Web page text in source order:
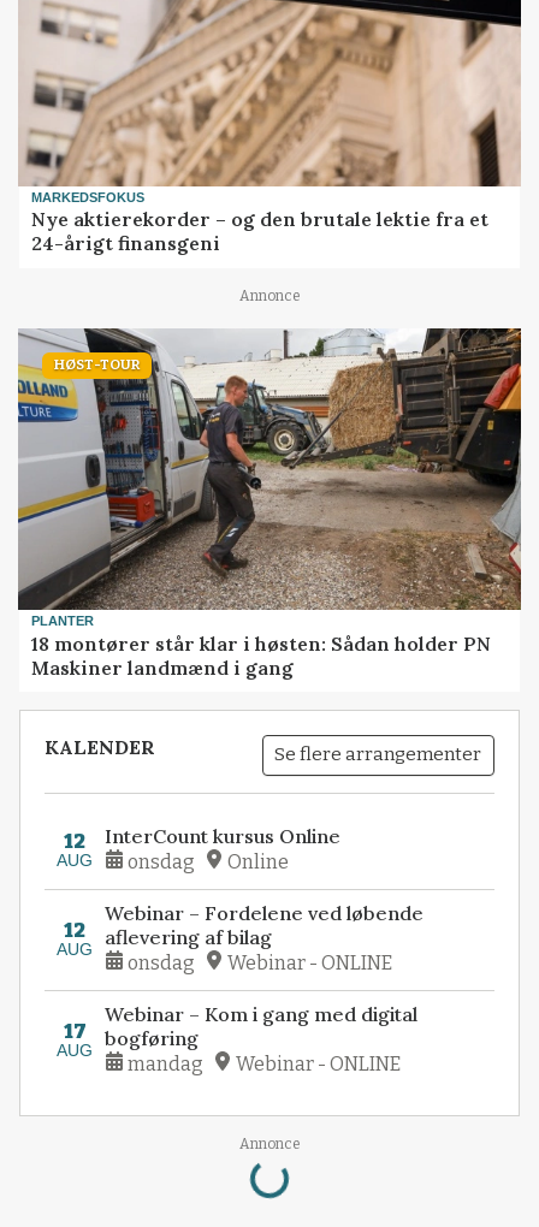
MARKEDSFOKUS
Nye aktierekorder – og den brutale lektie fra et
24-årigt finansgeni
Annonce
HØST-TOUR
PLANTER
18 montører står klar i høsten: Sådan holder PN
Maskiner landmænd i gang
KALENDER Se flere arrangementer
12
AUG
InterCount kursus Online
onsdag Online
12
AUG
Webinar – Fordelene ved løbende
aflevering af bilag
onsdag Webinar - ONLINE
17
AUG
Webinar – Kom i gang med digital
bogføring
mandag Webinar - ONLINE
Annonce
Loading...